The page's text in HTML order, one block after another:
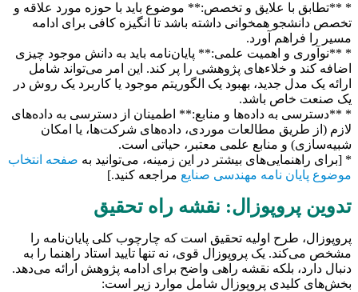
* **تطابق با علایق و تخصص:** موضوع باید با حوزه مورد علاقه و
تخصص دانشجو همخوانی داشته باشد تا انگیزه کافی برای ادامه
مسیر را فراهم آورد.
* **نوآوری و اهمیت علمی:** پایان‌نامه باید به دانش موجود چیزی
اضافه کند و خلاءهای پژوهشی را پر کند. این امر می‌تواند شامل
ارائه یک مدل جدید، بهبود یک الگوریتم موجود یا کاربرد یک روش در
یک صنعت خاص باشد.
* **دسترسی به داده‌ها و منابع:** اطمینان از دسترسی به داده‌های
لازم (از طریق مطالعات موردی، داده‌های شرکت‌ها، یا امکان
شبیه‌سازی) و منابع علمی معتبر، حیاتی است.
* [برای راهنمایی‌های بیشتر در این زمینه، می‌توانید به صفحه انتخاب
موضوع پایان نامه مهندسی صنایع مراجعه کنید.]
تدوین پروپوزال: نقشه راه تحقیق
پروپوزال، طرح اولیه تحقیق است که چارچوب کلی پایان‌نامه را
مشخص می‌کند. یک پروپوزال قوی، نه تنها تایید استاد راهنما را به
دنبال دارد، بلکه نقشه راهی واضح برای ادامه پژوهش ارائه می‌دهد.
بخش‌های کلیدی پروپوزال شامل موارد زیر است: